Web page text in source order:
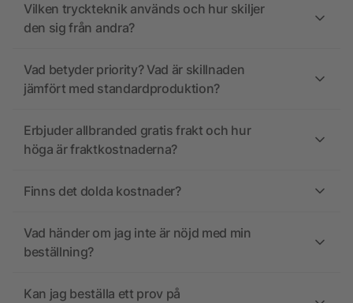
Vilken tryckteknik används och hur skiljer
den sig från andra?
Vad betyder priority? Vad är skillnaden
jämfört med standardproduktion?
Erbjuder allbranded gratis frakt och hur
höga är fraktkostnaderna?
Finns det dolda kostnader?
Vad händer om jag inte är nöjd med min
beställning?
Kan jag beställa ett prov på